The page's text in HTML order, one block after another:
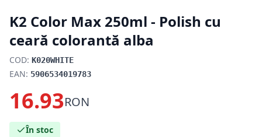
K2 Color Max 250ml - Polish cu
ceară colorantă alba
COD: K020WHITE
EAN: 5906534019783
16.93RON
În stoc